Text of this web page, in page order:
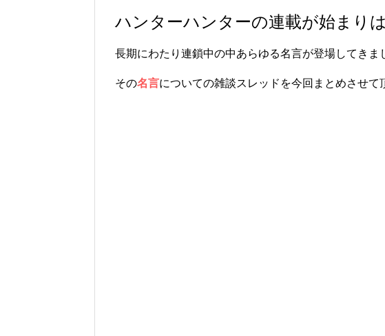
ハンターハンターの連載が始まり
長期にわたり連鎖中の中あらゆる名言が登場してきま
その名言についての雑談スレッドを今回まとめさせて